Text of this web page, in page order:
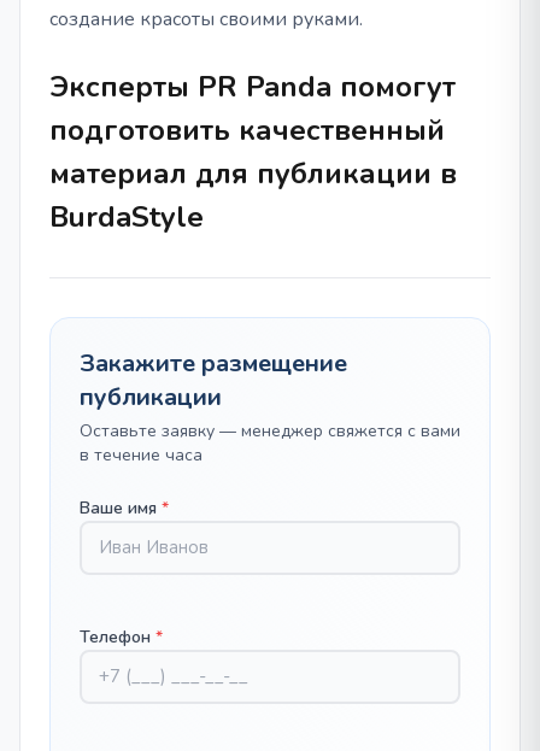
создание красоты своими руками.
Эксперты PR Panda помогут
подготовить качественный
материал для публикации в
BurdaStyle
Закажите размещение
публикации
Оставьте заявку — менеджер свяжется с вами
в течение часа
Ваше имя *
Телефон *